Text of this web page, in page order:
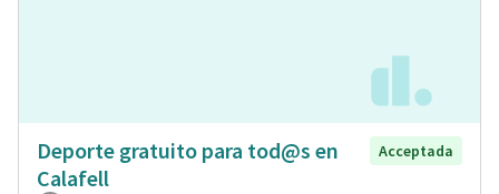
Deporte gratuito para tod@s en
Calafell
Acceptada